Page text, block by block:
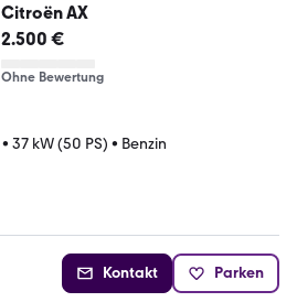
Citroën AX
2.500 €
Ohne Bewertung
• 37 kW (50 PS) • Benzin
Kontakt Parken